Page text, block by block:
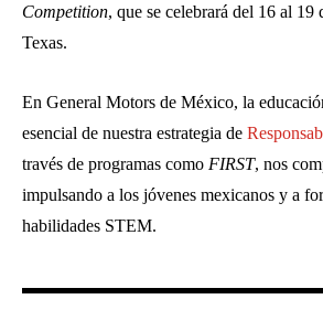
Competition, que se celebrará del 16 al 19
Texas.
En General Motors de México, la
esencial de nuestra estrategia de
través de programas como FIRST, nos
impulsando a los jóvenes mexicanos y a
habilidades STEM.